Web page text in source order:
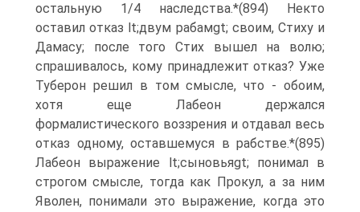
остальную 1/4 наследства.*(894) Некто
оставил отказ lt;двум рабамgt; своим, Стиху и
Дамасу; после того Стих вышел на волю;
спрашивалось, кому принадлежит отказ? Уже
Туберон решил в том смысле, что - обоим,
хотя еще Лабеон держался
формалистического воззрения и отдавал весь
отказ одному, оставшемуся в рабстве.*(895)
Лабеон выражение lt;сыновьяgt; понимал в
строгом смысле, тогда как Прокул, а за ним
Яволен, понимали это выражение, когда это